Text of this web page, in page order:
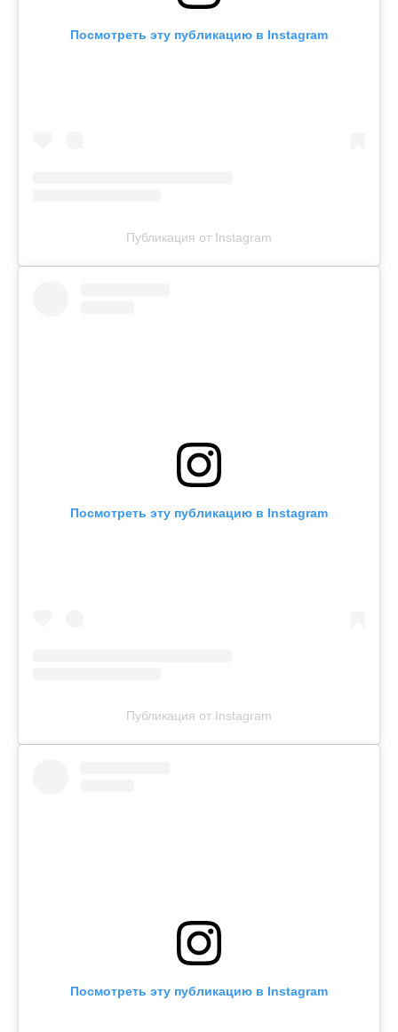
Посмотреть эту публикацию в Instagram
Публикация от Instagram
Посмотреть эту публикацию в Instagram
Публикация от Instagram
Посмотреть эту публикацию в Instagram